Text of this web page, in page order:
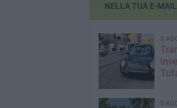
NELLA TUA E-MAIL
5
5